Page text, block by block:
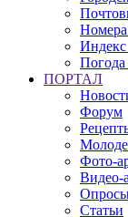
Номера
ПОРТАЛ
Форум
Фото-
Видео-
Статьи